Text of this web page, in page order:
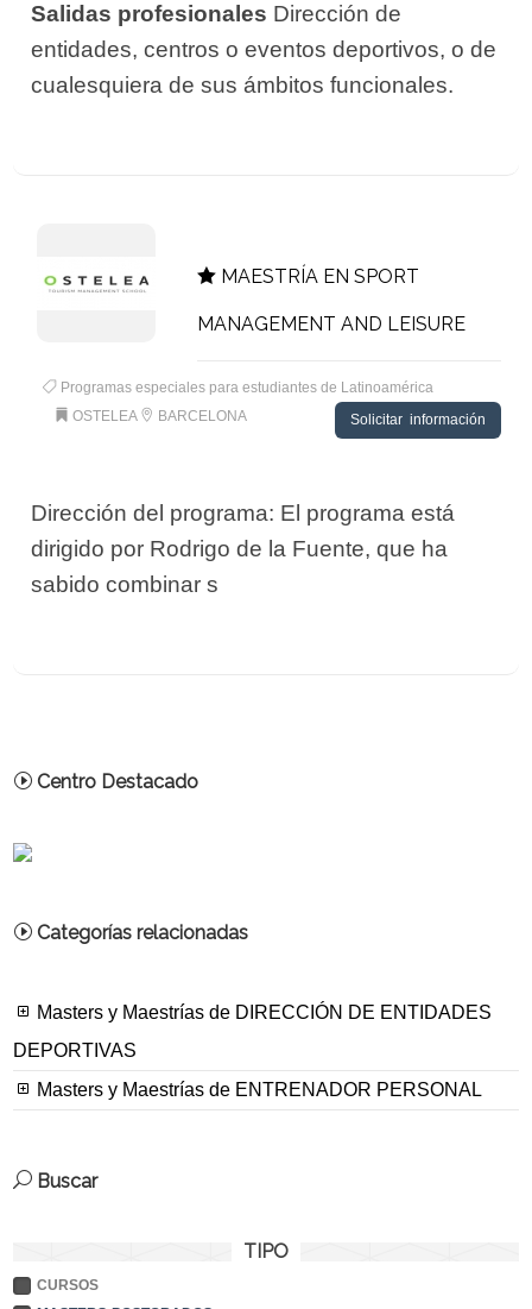
Salidas profesionales Dirección de
entidades, centros o eventos deportivos, o de
cualesquiera de sus ámbitos funcionales.
MAESTRÍA EN SPORT
MANAGEMENT AND LEISURE
Programas especiales para estudiantes de Latinoamérica
OSTELEA
BARCELONA Solicitar información
Dirección del programa: El programa está
dirigido por Rodrigo de la Fuente, que ha
sabido combinar s
Centro Destacado
Categorías relacionadas
Masters y Maestrías de DIRECCIÓN DE ENTIDADES
DEPORTIVAS
Masters y Maestrías de ENTRENADOR PERSONAL
Buscar
TIPO
CURSOS